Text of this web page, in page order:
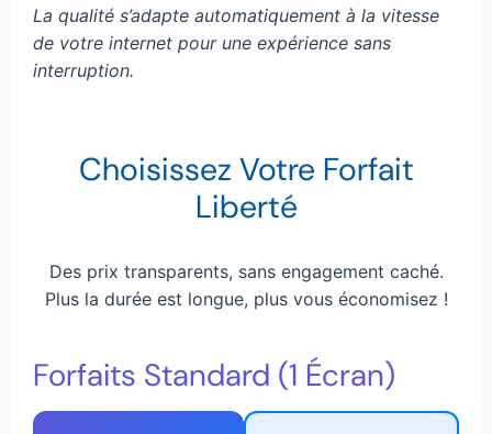
La qualité s’adapte automatiquement à la vitesse
de votre internet pour une expérience sans
interruption.
Choisissez Votre Forfait
Liberté
Des prix transparents, sans engagement caché.
Plus la durée est longue, plus vous économisez !
Forfaits Standard (1 Écran)